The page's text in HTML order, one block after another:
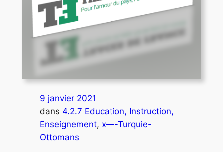
9 janvier 2021
dans 4.2.7 Education, Instruction,
Enseignement, x—-Turquie-
Ottomans